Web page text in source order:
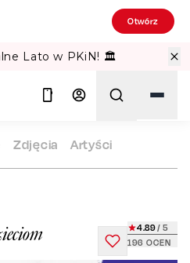
Otwórz
Lato w PKiN! 🏛️
GRUPA MOCARTA – DZIECIOM
196 OCEN
4.89/ 5
Zdjęcia Artyści